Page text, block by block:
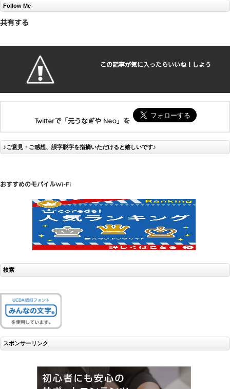
Follow Me
共有する
この記事が気に入ったらいいね！しよう
Twitterで「元うなぎや Neo」を
♪ご意見・ご感想、誤字脱字を指摘いただけると嬉しいです♪
おすすめのモバイルWi-Fi
検索
スポンサーリンク